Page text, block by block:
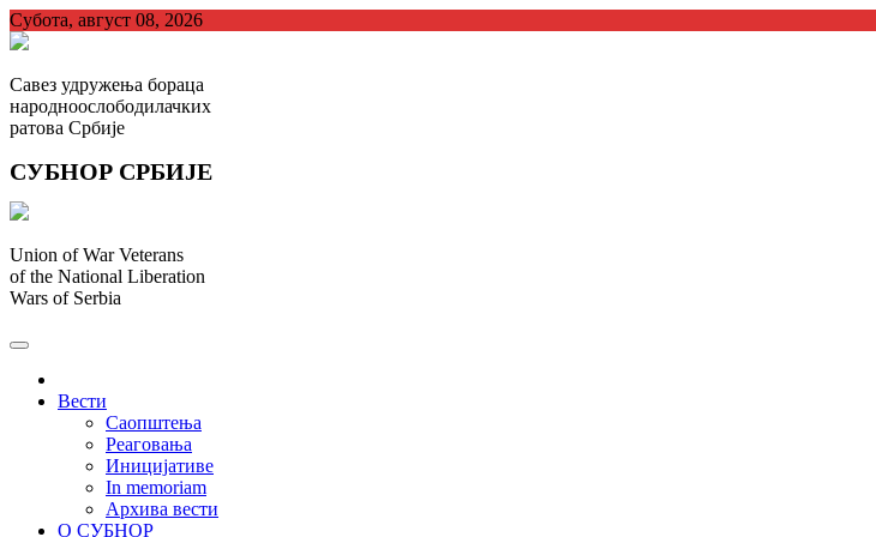
Skip
to
Субота, август 08, 2026
Савез удружења бораца
народноослободилачких
ратова Србије
СУБНОР СРБИЈЕ
Union of War Veterans
of the National Liberation
Wars of Serbia
Вести
Саопштења
Реаговања
Иницијативе
In memoriam
Архива вести
О СУБНОР